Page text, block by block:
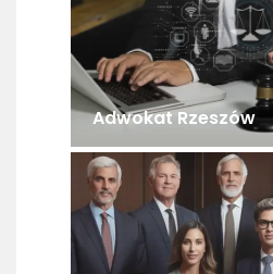
Adwokat Rzeszów